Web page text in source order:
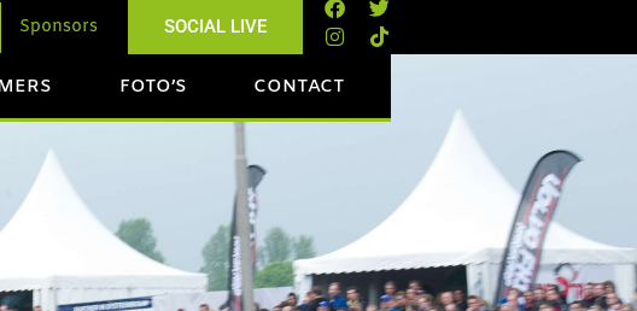
Sponsors SOCIAL LIVE
FOTO’S CONTACT